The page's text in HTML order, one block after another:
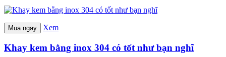
Mua ngay Xem
Khay kem bằng inox 304 có tốt như bạn nghĩ